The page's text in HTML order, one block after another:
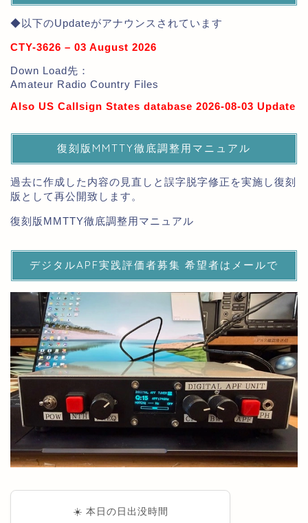
◆以下のUpdateがアナウンスされています
CTY-3626 – 03 August 2026
Down Load先：
Amateur Radio Country Files
Also US Callsign States database 2026-08-03 Update
復刻版MMTTY徹底調整用マニュアル
過去に作成した内容の見直しと誤字脱字修正を実施し復刻
版として再公開致します。
復刻版MMTTY徹底調整用マニュアル
デジタルAPF実践評価者募集 希望者はメールで
☀️ 本日の日出没時間